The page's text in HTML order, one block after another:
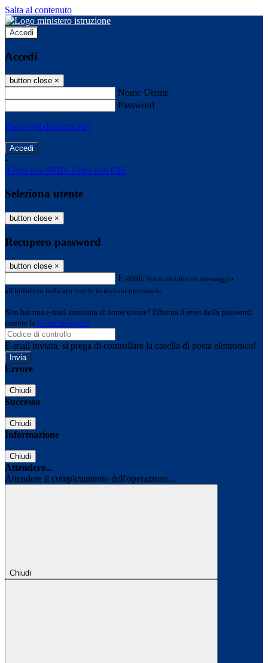
Salta al contenuto
Accedi
Accedi
button close ×
Nome Utente
Password
Password dimenticata?
-
Entra con SPID Entra con CIE
Seleziona utente
button close ×
Recupero password
button close ×
E-mail Verrà inviato un messaggio
all'indirizzo indicato con le istruzioni necessarie.
Non hai una e-mail associata al nome utente? Effettua il reset della password
tramite la Login Spaggiari
E-mail inviata, si prega di controllare la casella di posta elettronica!
Errore
Chiudi
Successo
Chiudi
Informazione
Chiudi
Attendere...
Attendere il completamento dell'operazione...
Chiudi